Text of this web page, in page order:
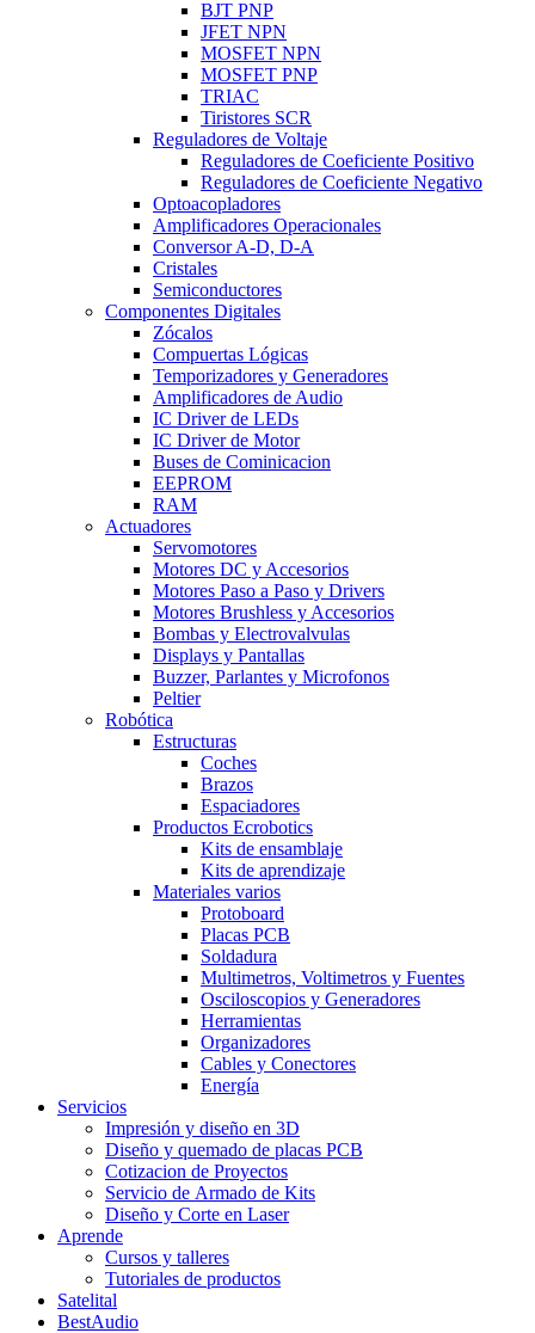
BJT PNP
JFET NPN
MOSFET NPN
MOSFET PNP
TRIAC
Tiristores SCR
Reguladores de Voltaje
Reguladores de Coeficiente Positivo
Reguladores de Coeficiente Negativo
Optoacopladores
Amplificadores Operacionales
Conversor A-D, D-A
Cristales
Semiconductores
Componentes Digitales
Zócalos
Compuertas Lógicas
Temporizadores y Generadores
Amplificadores de Audio
IC Driver de LEDs
IC Driver de Motor
Buses de Cominicacion
EEPROM
RAM
Actuadores
Servomotores
Motores DC y Accesorios
Motores Paso a Paso y Drivers
Motores Brushless y Accesorios
Bombas y Electrovalvulas
Displays y Pantallas
Buzzer, Parlantes y Microfonos
Peltier
Robótica
Estructuras
Coches
Brazos
Espaciadores
Productos Ecrobotics
Kits de ensamblaje
Kits de aprendizaje
Materiales varios
Protoboard
Placas PCB
Soldadura
Multimetros, Voltimetros y Fuentes
Osciloscopios y Generadores
Herramientas
Organizadores
Cables y Conectores
Energía
Servicios
Impresión y diseño en 3D
Diseño y quemado de placas PCB
Cotizacion de Proyectos
Servicio de Armado de Kits
Diseño y Corte en Laser
Aprende
Cursos y talleres
Tutoriales de productos
Satelital
BestAudio